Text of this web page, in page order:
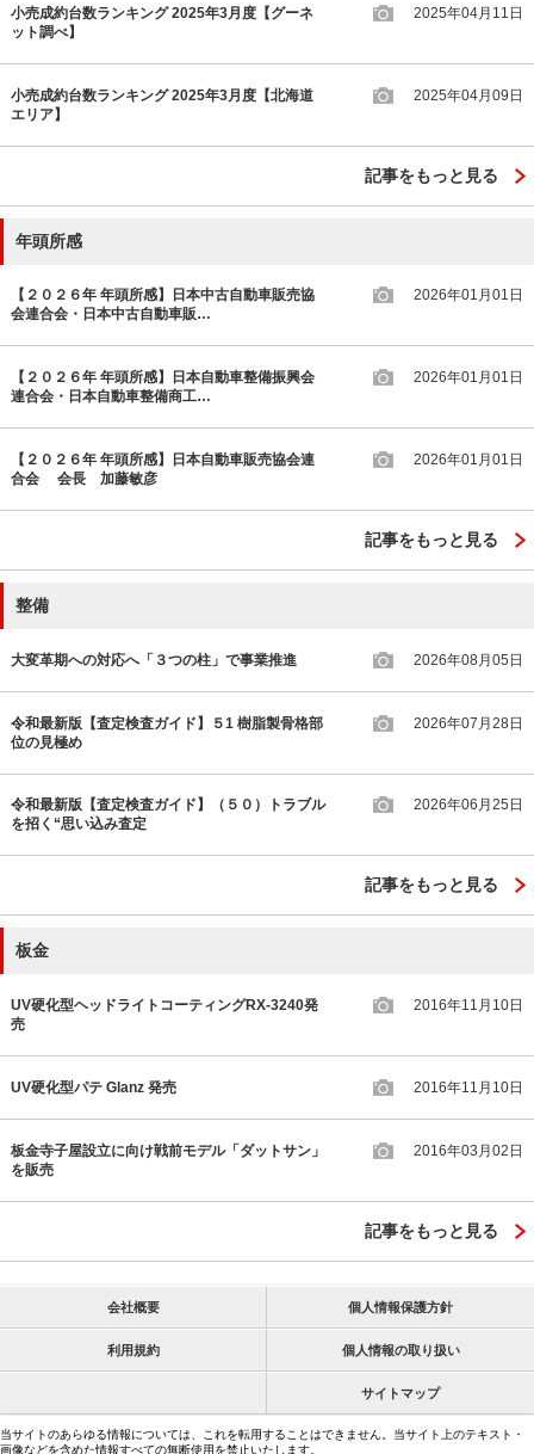
小売成約台数ランキング 2025年3月度【グーネ
ット調べ】
2025年04月11日
小売成約台数ランキング 2025年3月度【北海道
エリア】
2025年04月09日
記事をもっと見る
年頭所感
【２０２６年 年頭所感】日本中古自動車販売協
会連合会・日本中古自動車販…
2026年01月01日
【２０２６年 年頭所感】日本自動車整備振興会
連合会・日本自動車整備商工…
2026年01月01日
【２０２６年 年頭所感】日本自動車販売協会連
合会 会長 加藤敏彦
2026年01月01日
記事をもっと見る
整備
大変革期への対応へ「３つの柱」で事業推進 2026年08月05日
令和最新版【査定検査ガイド】５1 樹脂製骨格部
位の見極め
2026年07月28日
令和最新版【査定検査ガイド】（５０）トラブル
を招く“思い込み査定
2026年06月25日
記事をもっと見る
板金
UV硬化型ヘッドライトコーティングRX-3240発
売
2016年11月10日
UV硬化型パテ Glanz 発売 2016年11月10日
板金寺子屋設立に向け戦前モデル「ダットサン」
を販売
2016年03月02日
記事をもっと見る
会社概要 個人情報保護方針
利用規約 個人情報の取り扱い
サイトマップ
当サイトのあらゆる情報については、これを転用することはできません。当サイト上のテキスト・
画像などを含めた情報すべての無断使用を禁止いたします。